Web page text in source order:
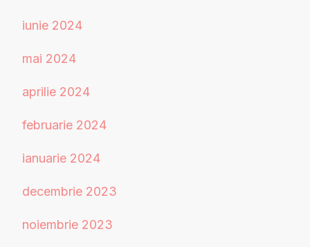
iunie 2024
mai 2024
aprilie 2024
februarie 2024
ianuarie 2024
decembrie 2023
noiembrie 2023